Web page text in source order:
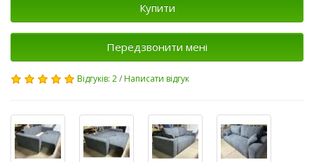
Купити
Передзвонити мені
Відгуків: 2/Написати відгук